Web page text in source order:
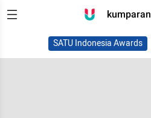
SATU Indonesia Awards